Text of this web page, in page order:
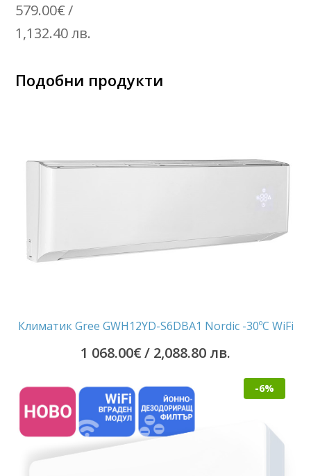
579.00€ /
1,132.40 лв.
Подобни продукти
Климатик Gree GWH12YD-S6DBA1 Nordic -30ºС WiFi
1 068.00€/ 2,088.80 лв.
-6%